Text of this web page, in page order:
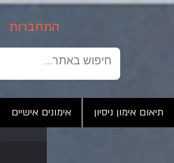
התחברות
תיאום אימון ניסיון אימונים אישיים